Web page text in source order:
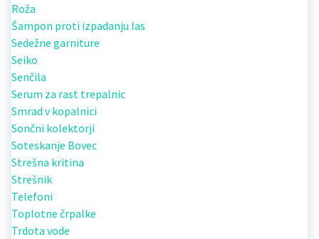
Roža
Šampon proti izpadanju las
Sedežne garniture
Seiko
Senčila
Serum za rast trepalnic
Smrad v kopalnici
Sončni kolektorji
Soteskanje Bovec
Strešna kritina
Strešnik
Telefoni
Toplotne črpalke
Trdota vode